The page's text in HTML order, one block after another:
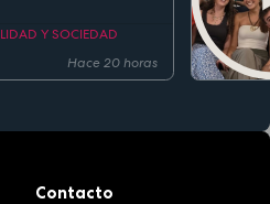
Y SOCIEDAD
Hace 20 horas
Contacto